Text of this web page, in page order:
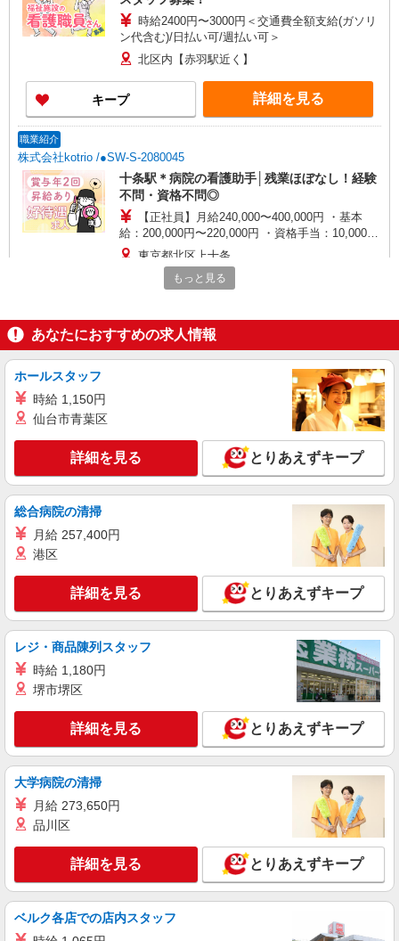
時給2400円〜3000円＜交通費全額支給(ガソリ
ン代含む)/日払い可/週払い可＞
北区内【赤羽駅近く】
キープ 詳細を見る
職業紹介
株式会社kotrio /●SW-S-2080045
十条駅＊病院の看護助手│残業ほぼなし！経験
不問・資格不問◎
【正社員】月給240,000〜400,000円 ・基本
給：200,000円〜220,000円 ・資格手当：10,000〜
30,000円 ・役職手当：10,000〜70,000円 ・処遇改
善手当：20,000〜60,000円（勤続年数、保有資格
により変動） ・固定残業手当：20,000円（10時
（上記給与とは別に支給） 下記資格をお持ちの方
歓迎 ・認知症介護基礎研修 ・初任者研修 ・実務
者研修 ・介護福祉士 など
東京都北区上十条
派遣社員
日研トータルソーシング株式会社 メディカルケア事業部/新宿オフィ
ス【看護助手】
キープ 詳細を見る
職業紹介
株式会社トラストグロース 新宿本社 第3営業部
月給：313000円〜（基本給：175000円＋一律
手当138000円） ※資格や経験による ＜手当詳細
＞ ＊加給手当：30,000円〜80,000円 ＊夜勤手当：
14,000円/回 （夜勤は月4回程度） ＊皆勤手当：
6,000円 ＊精勤手当：6,000円 ＊資格手当：准看護
師20,000円/看護師30,000円 ＊調整手当：20,000
東京都北区
キープ 詳細を見る
アルバイト パート
株式会社トラストグロース 新宿本社 第3営業部
病院での夜専看護師
1夜勤：准看護師25000円〜/看護師27000円〜
詳細を見る
株式会社kotrio /●SW-S-2096644
定員で即終了！時給2400円〜★東十条駅＊高
もっと見る
あなたにおすすめの求人情報
ホールスタッフ
時給 1,150円
仙台市青葉区
詳細を見る とりあえずキープ
総合病院の清掃
月給 257,400円
港区
詳細を見る とりあえずキープ
レジ・商品陳列スタッフ
時給 1,180円
堺市堺区
詳細を見る とりあえずキープ
大学病院の清掃
月給 273,650円
品川区
詳細を見る とりあえずキープ
ベルク各店での店内スタッフ